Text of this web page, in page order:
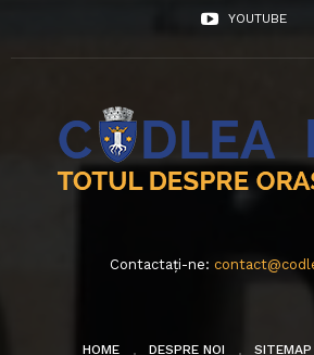
YOUTUBE
Contactați-ne:
HOME DESPRE NOI SITEMAP